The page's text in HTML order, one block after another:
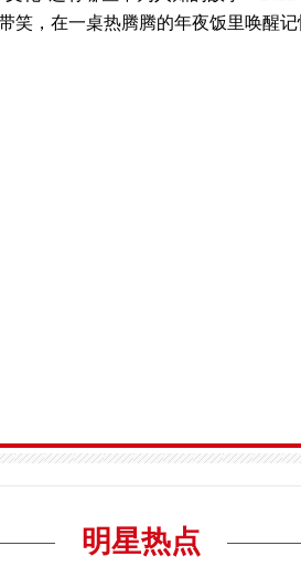
笑，在一桌热腾腾的年夜饭里唤醒记
明星热点